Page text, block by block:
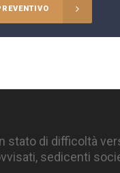
stato di difficoltà
sedicenti